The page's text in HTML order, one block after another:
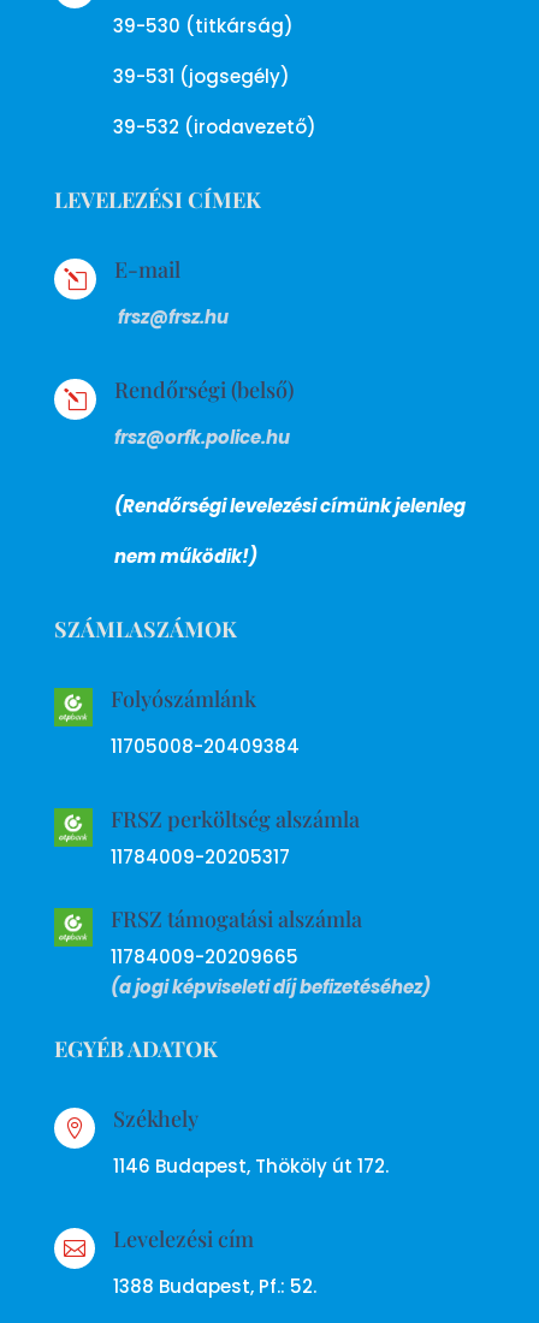
39-530 (titkárság)
39-531 (jogsegély)
39-532 (irodavezető)
LEVELEZÉSI CÍMEK
l E-mail
frsz@frsz.hu
l Rendőrségi (belső)
frsz@orfk.police.hu
(Rendőrségi levelezési címünk jelenleg
nem működik!)
SZÁMLASZÁMOK
Folyószámlánk
11705008-20409384
FRSZ perköltség alszámla
11784009-20205317
FRSZ támogatási alszámla
11784009-20209665
(a jogi képviseleti díj befizetéséhez)
EGYÉB ADATOK
 Székhely
1146 Budapest, Thököly út 172.
 Levelezési cím
1388 Budapest, Pf.: 52.